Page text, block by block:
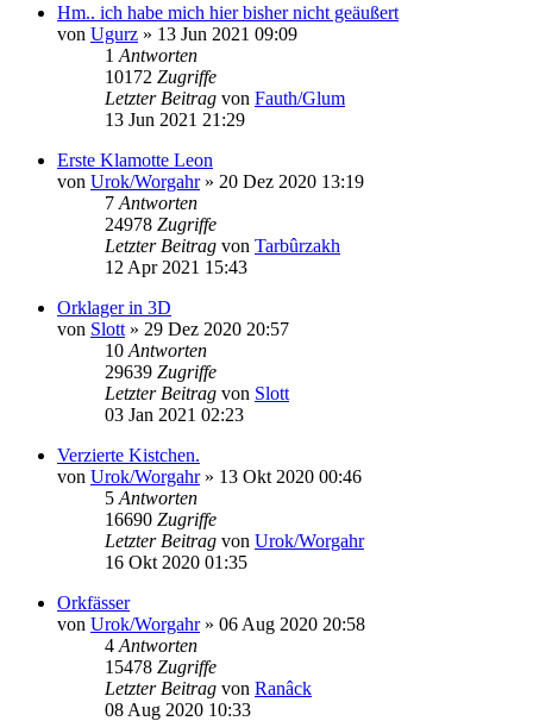
Hm.. ich habe mich hier bisher nicht geäußert
von Ugurz » 13 Jun 2021 09:09
1 Antworten
10172 Zugriffe
Letzter Beitrag von Fauth/Glum
13 Jun 2021 21:29
Erste Klamotte Leon
von Urok/Worgahr» 20 Dez 2020 13:19
7 Antworten
24978 Zugriffe
Letzter Beitrag von Tarbûrzakh
12 Apr 2021 15:43
Orklager in 3D
von Slott » 29 Dez 2020 20:57
10 Antworten
29639 Zugriffe
Letzter Beitrag von Slott
03 Jan 2021 02:23
Verzierte Kistchen.
von Urok/Worgahr» 13 Okt 2020 00:46
5 Antworten
16690 Zugriffe
Letzter Beitrag von Urok/Worgahr
16 Okt 2020 01:35
Orkfässer
von Urok/Worgahr» 06 Aug 2020 20:58
4 Antworten
15478 Zugriffe
Letzter Beitrag von Ranâck
08 Aug 2020 10:33